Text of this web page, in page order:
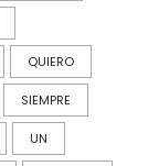
QUIERO
SIEMPRE
UN